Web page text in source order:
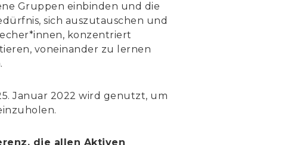
Gruppen einbinden und die
sich auszutauschen und
konzentriert
voneinander zu lernen
Januar 2022 wird genutzt, um
die allen Aktiven